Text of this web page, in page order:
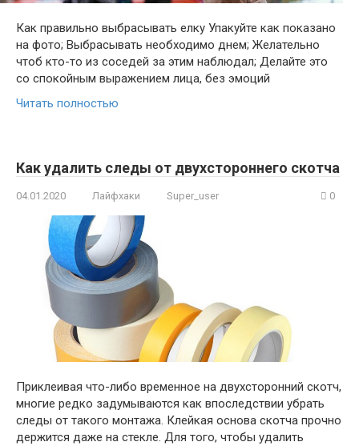
Как правильно выбрасывать елку Упакуйте как показано
на фото; Выбрасывать необходимо днем; Желательно
чтоб кто-то из соседей за этим наблюдал; Делайте это
со спокойным выражением лица, без эмоций
Читать полностью
Как удалить следы от двухстороннего скотча
04.01.2020 Лайфхаки Super_user 0
Приклеивая что-либо временное на двухсторонний скотч,
многие редко задумываются как впоследствии убрать
следы от такого монтажа. Клейкая основа скотча прочно
держится даже на стекле. Для того, чтобы удалить